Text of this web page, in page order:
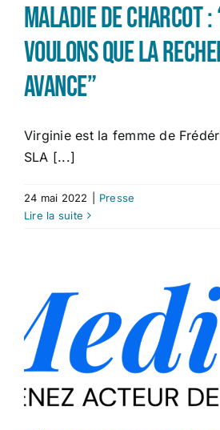
Maladie de Charcot :
voulons que la
avance”
Virginie est la femme de
SLA [...]
24 mai 2022
Presse
Lire la suite